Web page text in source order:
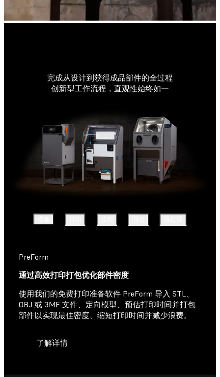
完成从设计到获得成品部件的全过程
创新型工作流程，直观性始终如一
PreForm
通过高效打印打包优化部件密度
使用我们的免费打印准备软件 PreForm 导入 STL、
OBJ 或 3MF 文件、定向模型、预估打印时间并打包
部件以实现最佳密度、缩短打印时间并减少浪费。
了解详情